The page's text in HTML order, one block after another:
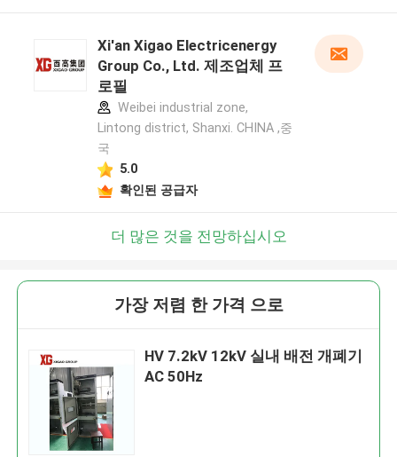
Xi'an Xigao Electricenergy
Group Co., Ltd. 제조업체 프
로필
Weibei industrial zone,
Lintong district, Shanxi. CHINA ,중
국
5.0
확인된 공급자
더 많은 것을 전망하십시오
가장 저렴 한 가격 으로
HV 7.2kV 12kV 실내 배전 개폐기
AC 50Hz